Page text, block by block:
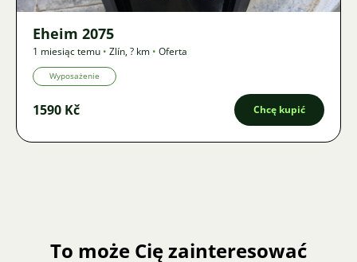
Eheim 2075
1 miesiąc temu • Zlín,? km • Oferta
Wyposażenie
1590 Kč Chcę kupić
To może Cię zainteresować